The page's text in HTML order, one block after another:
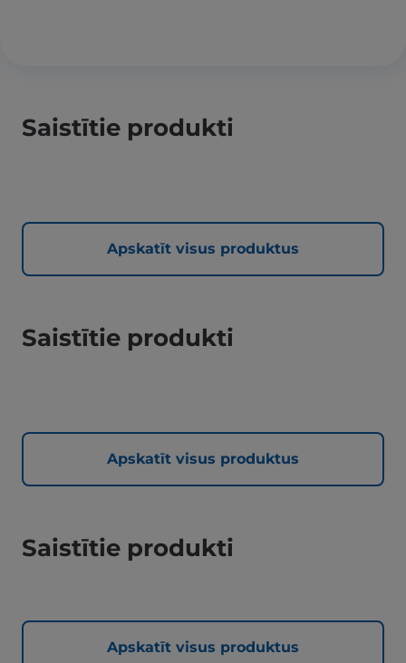
Saistītie produkti
Apskatīt visus produktus
Saistītie produkti
Apskatīt visus produktus
Saistītie produkti
Apskatīt visus produktus